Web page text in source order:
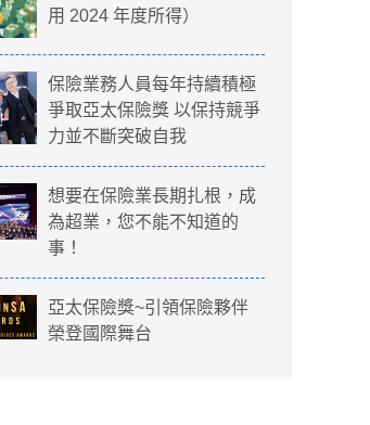
用 2024 年度所得）
保險業務人員每年持續積極
爭取亞太保險獎 以保持競爭
力並不斷突破自我
想要在保險業長期扎根，成
為超業，您不能不知道的
事！
亞太保險獎~引領保險夥伴
榮登國際舞台